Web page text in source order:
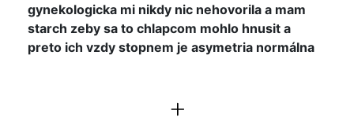
gynekologicka mi nikdy nic nehovorila a mam
starch zeby sa to chlapcom mohlo hnusit a
preto ich vzdy stopnem je asymetria normálna